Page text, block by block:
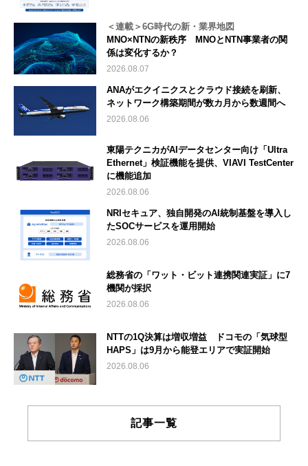
＜連載＞6G時代の新・業界地図
MNO×NTNの新秩序 MNOとNTN事業者の関
係は変化するか？
2026.08.07
ANAがエクイニクスとクラウド接続を刷新、
ネットワーク構築期間が数カ月から数週間へ
2026.08.06
東陽テクニカがAIデータセンター向け「Ultra
Ethernet」検証機能を提供、VIAVI TestCenter
に機能追加
2026.08.06
NRIセキュア、独自開発のAI統制基盤を導入し
たSOCサービスを運用開始
2026.08.06
総務省の「ワット・ビット連携関連実証」に7
機関が採択
2026.08.06
NTTの1Q決算は増収増益 ドコモの「気球型
HAPS」は9月から能登エリアで実証開始
2026.08.06
記事一覧